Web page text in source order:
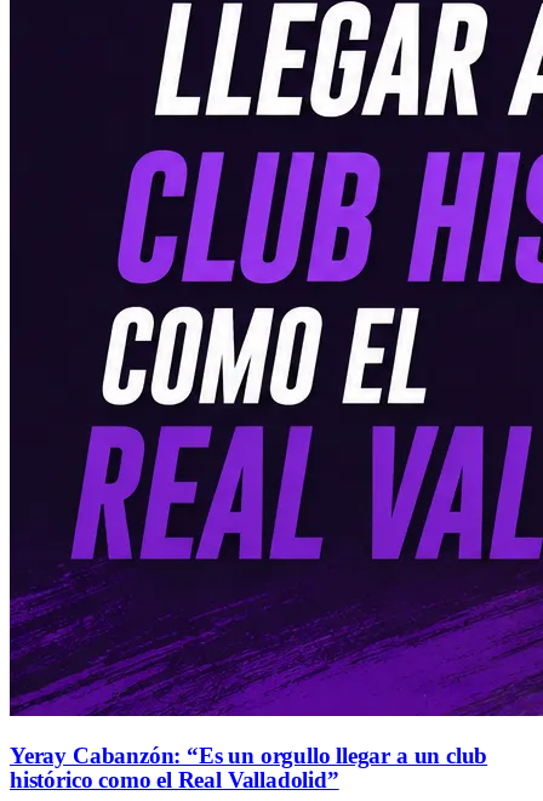
Yeray Cabanzón: “Es un orgullo llegar a un club
histórico como el Real Valladolid”